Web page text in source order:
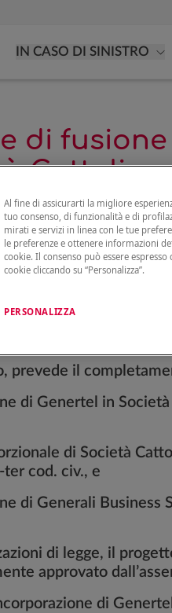
IN CASO DI SINISTRO
di
Country Italia del
di
per quanto di
della Country Italia
prevede il
di Genertel in
di Società
cod. civ., e
di Generali
di legge, il
approvato
di
Al fine di assicurarti la migliore
tuo consenso, di funzionalità e di
mirati e servizi in linea con le tue
le preferenze e ottenere informazioni
cookie. Il consenso può essere
cookie cliccando su “Personalizza”.
PERSONALIZZA